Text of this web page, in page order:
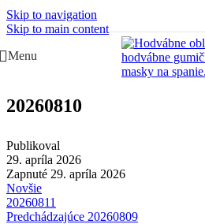
Skip to navigation
Skip to main content
Slovenská rodinná značka – Juraj & Monika
Menu
20260810
Publikoval
29. apríla 2026
Zapnuté 29. apríla 2026
Novšie
20260811
Predchádzajúce 20260809